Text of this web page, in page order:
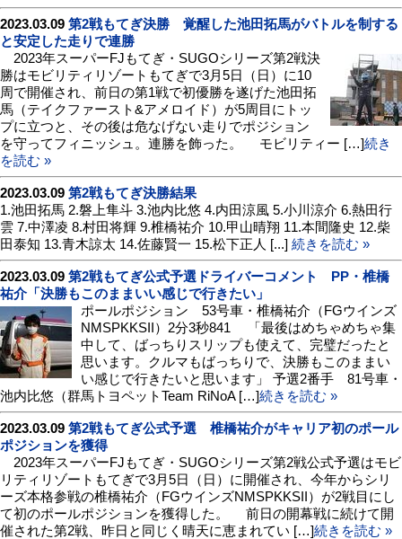
2023.03.09 第2戦もてぎ決勝 覚醒した池田拓馬がバトルを制する
と安定した走りで連勝
2023年スーパーFJもてぎ・SUGOシリーズ第2戦決
勝はモビリティリゾートもてぎで3月5日（日）に10
周で開催され、前日の第1戦で初優勝を遂げた池田拓
馬（テイクファースト&アメロイド）が5周目にトッ
プに立つと、その後は危なげない走りでポジション
を守ってフィニッシュ。連勝を飾った。 モビリティー […]続き
を読む »
2023.03.09 第2戦もてぎ決勝結果
1.池田拓馬 2.磐上隼斗 3.池内比悠 4.内田涼風 5.小川涼介 6.熱田行
雲 7.中澤凌 8.村田将輝 9.椎橋祐介 10.甲山晴翔 11.本間隆史 12.柴
田泰知 13.青木諒太 14.佐藤賢一 15.松下正人 [...] 続きを読む »
2023.03.09 第2戦もてぎ公式予選ドライバーコメント PP・椎橋
祐介「決勝もこのままいい感じで行きたい」
ポールポジション 53号車・椎橋祐介（FGウインズ
NMSPKKSII）2分3秒841 「最後はめちゃめちゃ集
中して、ばっちりスリップも使えて、完璧だったと
思います。クルマもばっちりで、決勝もこのままい
い感じで行きたいと思います」 予選2番手 81号車・
池内比悠（群馬トヨペットTeam RiNoA […]続きを読む »
2023.03.09 第2戦もてぎ公式予選 椎橋祐介がキャリア初のポール
ポジションを獲得
2023年スーパーFJもてぎ・SUGOシリーズ第2戦公式予選はモビ
リティリゾートもてぎで3月5日（日）に開催され、今年からシリ
ーズ本格参戦の椎橋祐介（FGウインズNMSPKKSII）が2戦目にし
て初のポールポジションを獲得した。 前日の開幕戦に続けて開
催された第2戦、昨日と同じく晴天に恵まれてい […]続きを読む »